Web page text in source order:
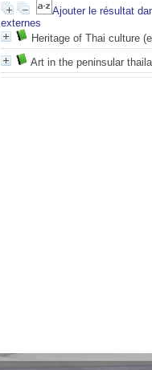
Ajouter le résultat
externes
Heritage of Thai culture
Art in the peninsular